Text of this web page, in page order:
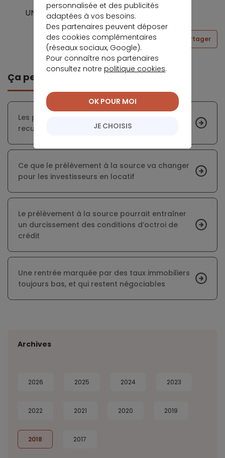
UNPI.
Partager
Ça peut vous intéresser
Les prix de l’immobilier neuf commencent à
reculer
Ce que le prélèvement à la source va changer
pour les investisseurs en locatif
Le prélèvement à la source pourrait entraîner
un durcissement des conditions d’octroi de
crédit
Une rentrée marquée par des taux immobiliers
toujours bas, et qui restent négociables
Archives
2026 2025 2024 2023
2022 2021 2020 2019
2018 2017
personnalisée et des publicités
adaptées à vos besoins.
Des partenaires peuvent déposer
des cookies complémentaires
(réseaux sociaux, Google).
Pour connaître nos partenaires
consultez notre politique cookies.
JE CHOISIS
OK POUR MOI